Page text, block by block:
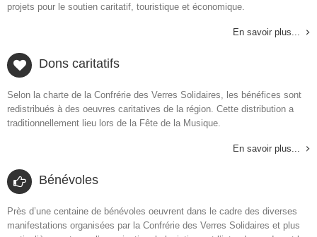
projets pour le soutien caritatif, touristique et économique.
En savoir plus...
Dons caritatifs
Selon la charte de la Confrérie des Verres Solidaires, les bénéfices sont
redistribués à des oeuvres caritatives de la région. Cette distribution a
traditionnellement lieu lors de la Fête de la Musique.
En savoir plus...
Bénévoles
Près d’une centaine de bénévoles oeuvrent dans le cadre des diverses
manifestations organisées par la Confrérie des Verres Solidaires et plus